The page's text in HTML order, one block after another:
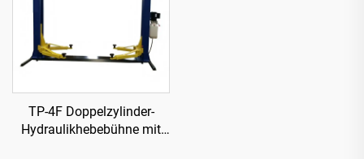
TP-4F Doppelzylinder-
Hydraulikhebebühne mit